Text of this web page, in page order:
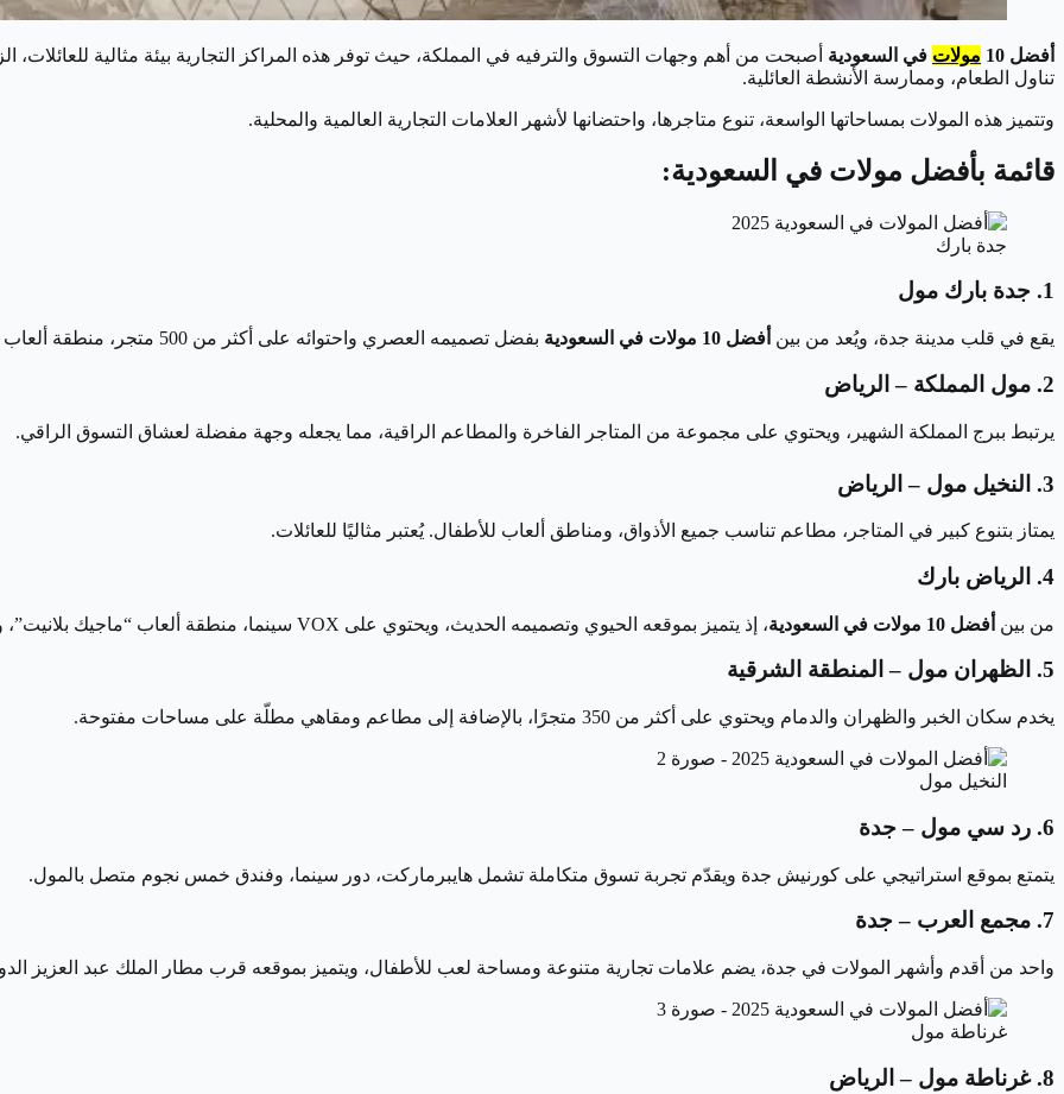
أفضل 10 مولات في السعودية أصبحت من أهم وجهات التسوق والترفيه في المملكة، حيث توفر هذه المراكز التجارية بيئة مثالية للعائلات،
تناول الطعام، وممارسة الأنشطة العائلية.
وتتميز هذه المولات بمساحاتها الواسعة، تنوع متاجرها، واحتضانها لأشهر العلامات التجارية العالمية والمحلية.
قائمة بأفضل مولات في السعودية:
جدة بارك
1. جدة بارك مول
يقع في قلب مدينة جدة، ويُعد من بين أفضل 10 مولات في السعودية بفضل تصميمه العصري واحتوائه على أكثر من 500 متجر، منطقة ألعاب داخلية، وسينما بتقنيات متطورة.
2. مول المملكة – الرياض
يرتبط ببرج المملكة الشهير، ويحتوي على مجموعة من المتاجر الفاخرة والمطاعم الراقية، مما يجعله وجهة مفضلة لعشاق التسوق الراقي.
3. النخيل مول – الرياض
يمتاز بتنوع كبير في المتاجر، مطاعم تناسب جميع الأذواق، ومناطق ألعاب للأطفال. يُعتبر مثاليًا للعائلات.
4. الرياض بارك
من بين أفضل 10 مولات في السعودية ، إذ يتميز بموقعه الحيوي وتصميمه الحديث، ويحتوي على VOX سينما، منطقة ألعاب “ماجيك بلانيت”، ومتاجر عالمية.
5. الظهران مول – المنطقة الشرقية
يخدم سكان الخبر والظهران والدمام ويحتوي على أكثر من 350 متجرًا، بالإضافة إلى مطاعم ومقاهي مطلّة على مساحات مفتوحة.
النخيل مول
6. رد سي مول – جدة
يتمتع بموقع استراتيجي على كورنيش جدة ويقدّم تجربة تسوق متكاملة تشمل هايبرماركت، دور سينما، وفندق خمس نجوم متصل بالمول.
7. مجمع العرب – جدة
واحد من أقدم وأشهر المولات في جدة، يضم علامات تجارية متنوعة ومساحة لعب للأطفال، ويتميز بموقعه قرب مطار الملك عبد العزيز
غرناطة مول
8. غرناطة مول – الرياض